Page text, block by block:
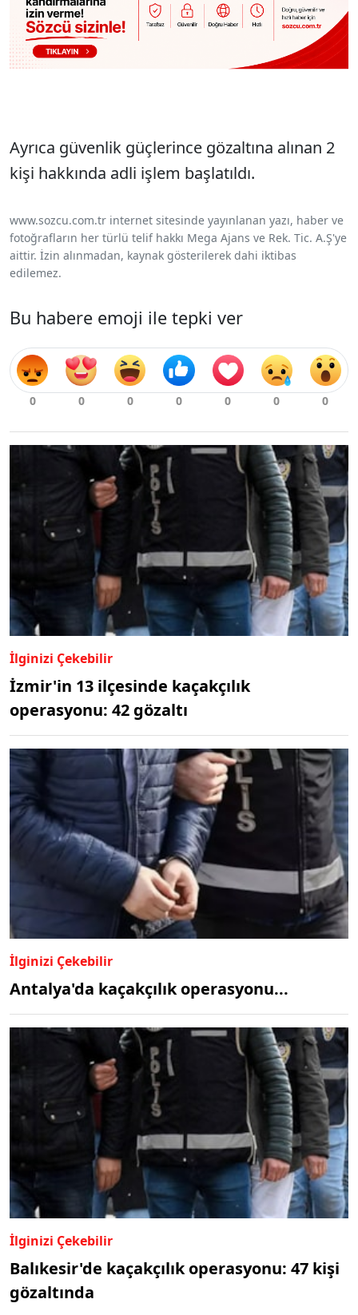
Ayrıca güvenlik güçlerince gözaltına alınan 2
kişi hakkında adli işlem başlatıldı.
www.sozcu.com.tr internet sitesinde yayınlanan yazı, haber ve
fotoğrafların her türlü telif hakkı Mega Ajans ve Rek. Tic. A.Ş'ye
aittir. İzin alınmadan, kaynak gösterilerek dahi iktibas
edilemez.
Bu habere emoji ile tepki ver
İlginizi Çekebilir
İzmir'in 13 ilçesinde kaçakçılık
operasyonu: 42 gözaltı
İlginizi Çekebilir
Antalya'da kaçakçılık operasyonu...
İlginizi Çekebilir
Balıkesir'de kaçakçılık operasyonu: 47 kişi
gözaltında